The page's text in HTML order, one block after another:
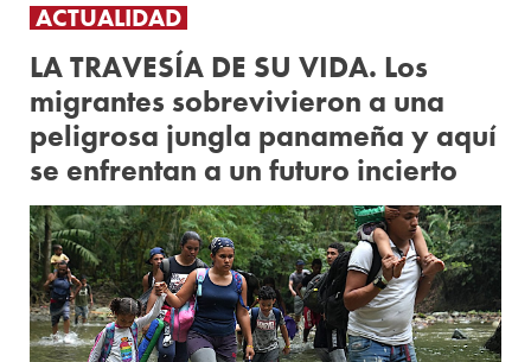
ACTUALIDAD
LA TRAVESÍA DE SU VIDA. Los
migrantes sobrevivieron a una
peligrosa jungla panameña y aquí
se enfrentan a un futuro incierto